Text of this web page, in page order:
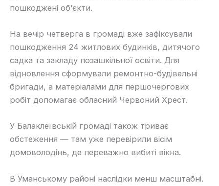
пошкоджені об’єкти.
На вечір четверга в громаді вже зафіксували
пошкодження 24 житлових будинків, дитячого
садка та закладу позашкільної освіти. Для
відновлення сформували ремонтно-будівельні
бригади, а матеріалами для першочергових
робіт допомагає обласний Червоний Хрест.
У Балаклеївській громаді також триває
обстеження — там уже перевірили вісім
домоволодінь, де переважно вибиті вікна.
В Уманському районі наслідки менш масштабні.